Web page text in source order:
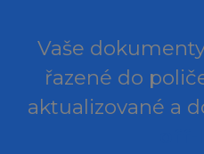
Vaše
řazené do
aktualizované a